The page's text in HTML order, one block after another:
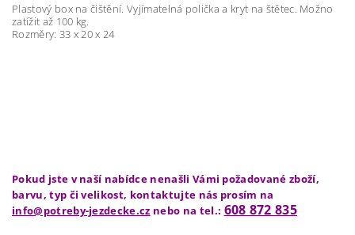
Plastový box na čištění. Vyjímatelná polička a kryt na štětec. Možno
zatížit až 100 kg.
Rozměry: 33 x 20 x 24
Pokud jste v naší nabídce nenašli Vámi požadované zboží,
barvu, typ či velikost, kontaktujte nás prosím na
info@potreby-jezdecke.cz nebo na tel.: 608 872 835